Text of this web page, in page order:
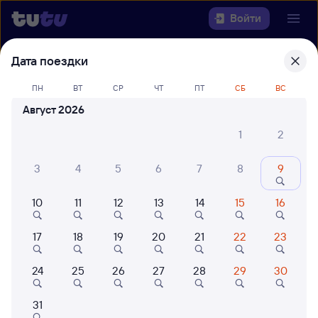
Войти
Выберите день, чтобы найти
билеты Симферополь —
Севастополь
Куда
Когда
Кто едет
Найти поезда
Дата поездки
ПН ВТ СР ЧТ ПТ СБ ВС
Август 2026
1
2
3 4 5 6 7 8 9
10 11 12 13 14 15 16
17 18 19 20 21 22 23
24 25 26 27 28 29 30
31